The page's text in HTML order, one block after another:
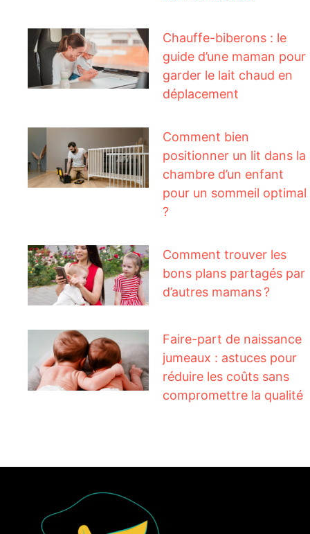
Chauffe-biberons : le
guide d’une maman pour
garder le lait chaud en
déplacement
Comment bien
positionner un lit dans la
chambre d’un enfant
pour un sommeil optimal
?
Comment trouver les
bons plans partagés par
d’autres mamans ?
Faire-part de naissance
jumeaux : astuces pour
réduire les coûts sans
compromettre la qualité